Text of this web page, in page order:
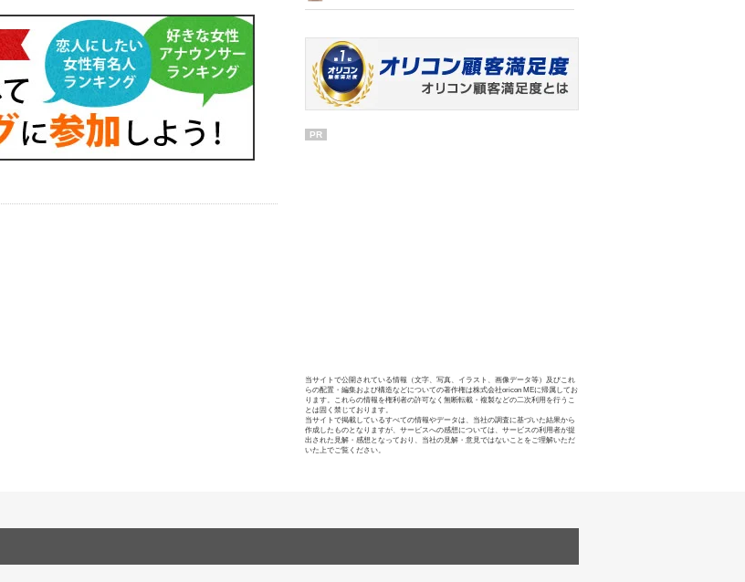
PR
当サイトで公開されている情報（文字、写真、イラスト、画像データ等）及びこれ
らの配置・編集および構造などについての著作権は株式会社oricon MEに帰属してお
ります。これらの情報を権利者の許可なく無断転載・複製などの二次利用を行うこ
とは固く禁じております。
当サイトで掲載しているすべての情報やデータは、当社の調査に基づいた結果から
作成したものとなりますが、サービスへの感想については、サービスの利用者が提
出された見解・感想となっており、当社の見解・意見ではないことをご理解いただ
いた上でご覧ください。